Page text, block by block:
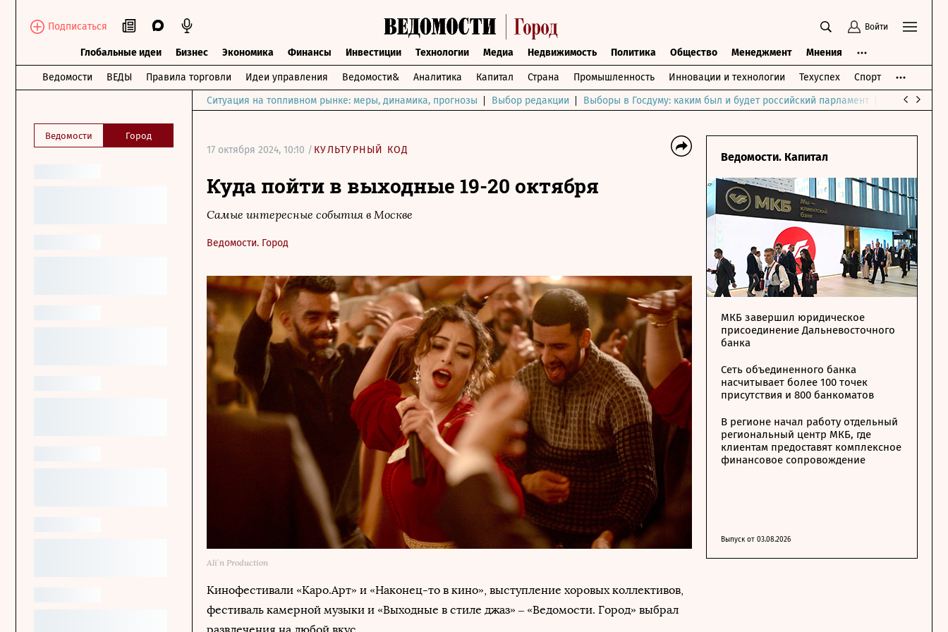
Подписаться Войти
Глобальные идеи Бизнес Экономика Финансы Инвестиции Технологии Медиа Недвижимость Политика Общество Менеджмент Мнения
Ведомости ВЕДЫ Правила торговли Идеи управления Ведомости& Аналитика Капитал Страна Промышленность Инновации и технологии Техуспех Спорт
Ведомости Город
Ситуация на топливном рынке: меры, динамика, прогнозы Выбор редакции Выборы в Госдуму: каким был и будет российский парламент Война на
17 октября 2024, 10:10 / КУЛЬТУРНЫЙ КОД
Куда пойти в выходные 19-20 октября
Самые интересные события в Москве
Ведомости. Город
Ali`n Production
Кинофестивали «Каро.Арт» и «Наконец-то в кино», выступление хоровых коллективов,
фестиваль камерной музыки и «Выходные в стиле джаз» – «Ведомости. Город» выбрал
Ведомости. Капитал
МКБ завершил юридическое
присоединение Дальневосточного
банка
Сеть объединенного банка
насчитывает более 100 точек
присутствия и 800 банкоматов
В регионе начал работу отдельный
региональный центр МКБ, где
клиентам предоставят комплексное
финансовое сопровождение
Выпуск от 03.08.2026